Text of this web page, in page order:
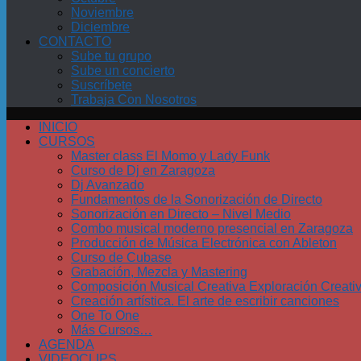
Noviembre
Diciembre
CONTACTO
Sube tu grupo
Sube un concierto
Suscríbete
Trabaja Con Nosotros
INICIO
CURSOS
Master class El Momo y Lady Funk
Curso de Dj en Zaragoza
Dj Avanzado
Fundamentos de la Sonorización de Directo
Sonorización en Directo – Nivel Medio
Combo musical moderno presencial en Zaragoza
Producción de Música Electrónica con Ableton
Curso de Cubase
Grabación, Mezcla y Mastering
Composición Musical Creativa Exploración
Creación artística. El arte de escribir canciones
One To One
Más Cursos…
AGENDA